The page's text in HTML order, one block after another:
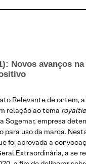
Novos avanços
Relevante de ontem,
relação ao tema
Sogemar, empresa
para uso da marca.
foi aprovada a
Extraordinária, a se